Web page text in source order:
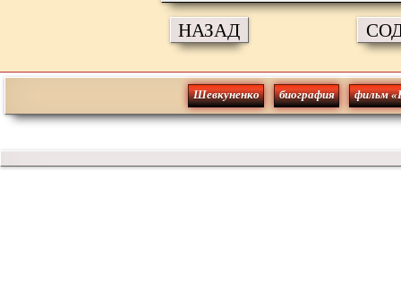
НАЗАД
Шевкуненко биография фильм